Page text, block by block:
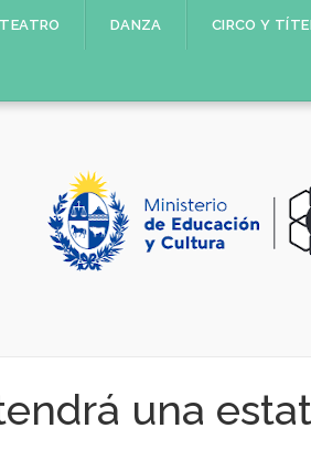
TEATRO DANZA CIRCO Y
una